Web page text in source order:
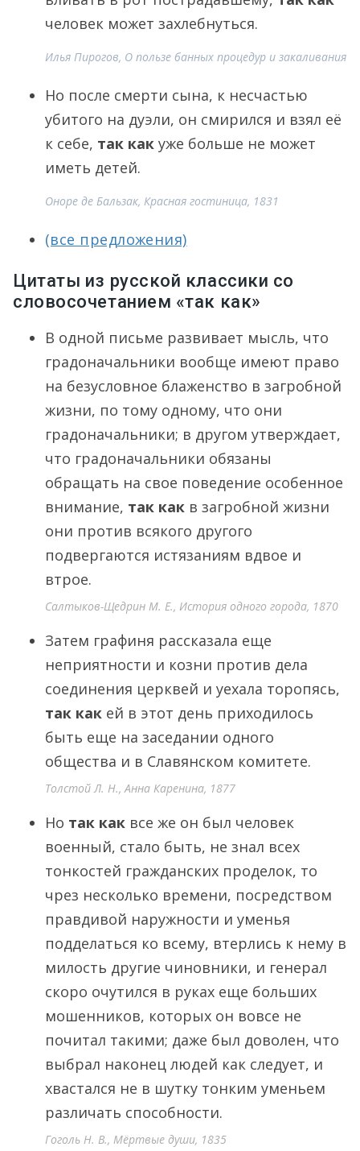
человек может захлебнуться.
Илья Пирогов, О пользе банных процедур и закаливания
Но после смерти сына, к несчастью
убитого на дуэли, он смирился и взял её
к себе, так как уже больше не может
иметь детей.
Оноре де Бальзак, Красная гостиница, 1831
(все предложения)
Цитаты из русской классики со
словосочетанием «так как»
В одной письме развивает мысль, что
градоначальники вообще имеют право
на безусловное блаженство в загробной
жизни, по тому одному, что они
градоначальники; в другом утверждает,
что градоначальники обязаны
обращать на свое поведение особенное
внимание, так как в загробной жизни
они против всякого другого
подвергаются истязаниям вдвое и
втрое.
Салтыков-Щедрин М. Е., История одного города, 1870
Затем графиня рассказала еще
неприятности и козни против дела
соединения церквей и уехала торопясь,
так как ей в этот день приходилось
быть еще на заседании одного
общества и в Славянском комитете.
Толстой Л. Н., Анна Каренина, 1877
Но так как все же он был человек
военный, стало быть, не знал всех
тонкостей гражданских проделок, то
чрез несколько времени, посредством
правдивой наружности и уменья
подделаться ко всему, втерлись к нему в
милость другие чиновники, и генерал
скоро очутился в руках еще больших
мошенников, которых он вовсе не
почитал такими; даже был доволен, что
выбрал наконец людей как следует, и
хвастался не в шутку тонким уменьем
различать способности.
Гоголь Н. В., Мёртвые души, 1835